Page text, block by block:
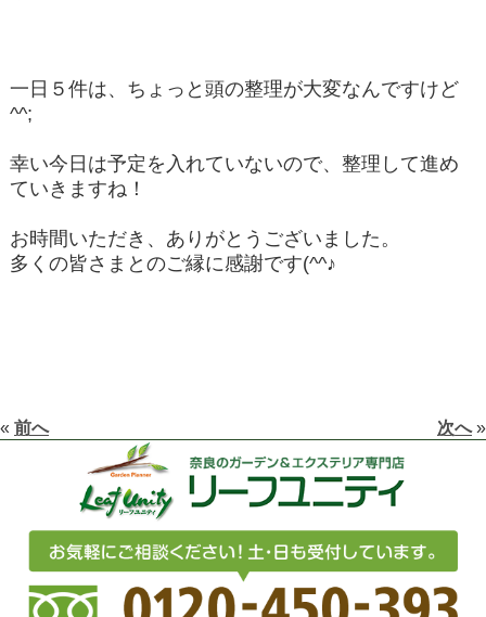
一日５件は、ちょっと頭の整理が大変なんですけど
^^;
幸い今日は予定を入れていないので、整理して進め
ていきますね！
お時間いただき、ありがとうございました。
多くの皆さまとのご縁に感謝です(^^♪
« 前へ 次へ»